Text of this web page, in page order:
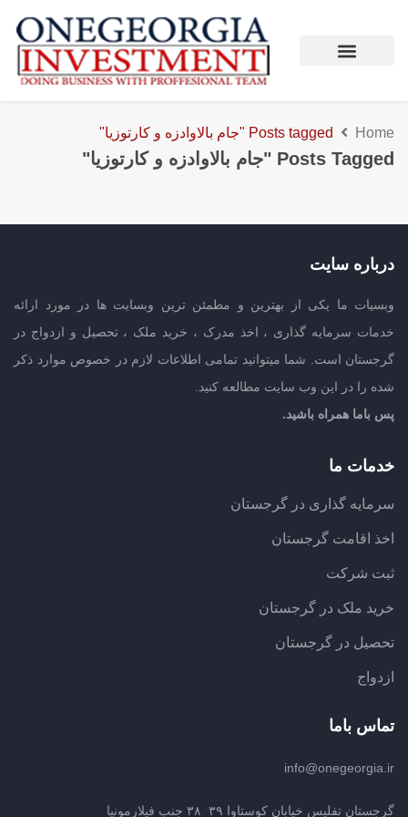
Home Posts tagged "جام بالاوادزه و کارتوزیا"
Posts Tagged "جام بالاوادزه و کارتوزیا"
درباره سایت
وبسیات ما یکی از بهترین و مطمئن ترین وبسایت ها در مورد ارائه
خدمات سرمایه گذاری ، اخذ مدرک ، خرید ملک ، تحصیل و ازدواج در
گرجستان است. شما میتوانید تمامی اطلاعات لازم در خصوص موارد ذکر
شده را در این وب سایت مطالعه کنید.
پس باما همراه باشید.
خدمات ما
سرمایه گذاری در گرجستان
اخذ اقامت گرجستان
ثبت شرکت
خرید ملک در گرجستان
تحصیل در گرجستان
ازدواج
تماس باما
info@onegeorgia.ir
گرجستان تفلیس خیابان کوستاوا ۳۹_۳۸ جنب فیلارمونیا